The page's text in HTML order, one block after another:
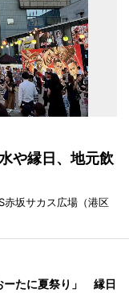
や縁日、地元飲
赤坂サカス広場（港区
ーたに夏祭り」 縁日